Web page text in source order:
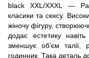
black XXL/XXXL —
класики та сексу.
жіночу фігуру,
додає естетику
зменшує об’єм талії,
годинник. Така деталь